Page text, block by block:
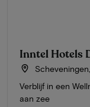
Inntel Hotels
Verblijf in een
aan zee